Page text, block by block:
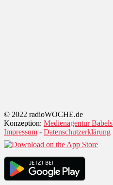
© 2022 radioWOCHE.de
Konzeption: Medienagentur
Impressum - Datenschutzerklärung